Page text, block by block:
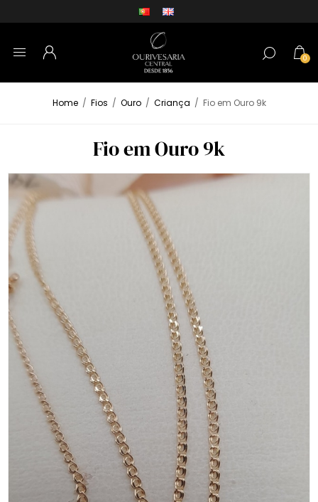
0
Home / Fios / Ouro / Criança / Fio em Ouro 9k
Fio em Ouro 9k